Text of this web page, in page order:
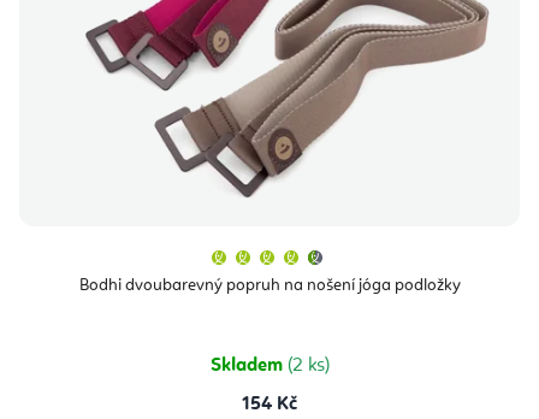
Bodhi dvoubarevný popruh na nošení jóga podložky
produktu
je
hvězdiček.
Skladem (2 ks)
154 Kč